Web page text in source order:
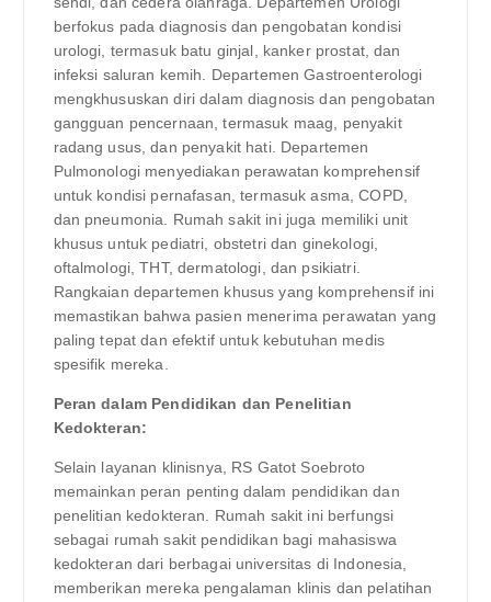
berfokus pada diagnosis dan pengobatan kondisi
urologi, termasuk batu ginjal, kanker prostat, dan
infeksi saluran kemih. Departemen Gastroenterologi
mengkhususkan diri dalam diagnosis dan pengobatan
gangguan pencernaan, termasuk maag, penyakit
radang usus, dan penyakit hati. Departemen
Pulmonologi menyediakan perawatan komprehensif
untuk kondisi pernafasan, termasuk asma, COPD,
dan pneumonia. Rumah sakit ini juga memiliki unit
khusus untuk pediatri, obstetri dan ginekologi,
oftalmologi, THT, dermatologi, dan psikiatri.
Rangkaian departemen khusus yang komprehensif ini
memastikan bahwa pasien menerima perawatan yang
paling tepat dan efektif untuk kebutuhan medis
spesifik mereka.
Peran dalam Pendidikan dan Penelitian
Kedokteran:
Selain layanan klinisnya, RS Gatot Soebroto
memainkan peran penting dalam pendidikan dan
penelitian kedokteran. Rumah sakit ini berfungsi
sebagai rumah sakit pendidikan bagi mahasiswa
kedokteran dari berbagai universitas di Indonesia,
memberikan mereka pengalaman klinis dan pelatihan